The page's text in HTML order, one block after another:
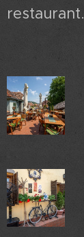
restaurant.